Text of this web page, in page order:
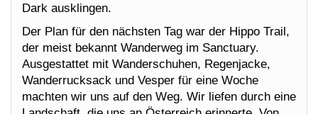
Dark ausklingen.
Der Plan für den nächsten Tag war der Hippo Trail,
der meist bekannt Wanderweg im Sanctuary.
Ausgestattet mit Wanderschuhen, Regenjacke,
Wanderrucksack und Vesper für eine Woche
machten wir uns auf den Weg. Wir liefen durch eine